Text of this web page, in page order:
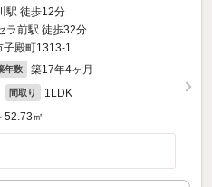
駅 徒歩12分
ラ前駅 徒歩32分
殿町1313‐1
年数 築17年4ヶ月
間取り 1LDK
52.73㎡